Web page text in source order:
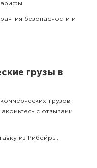
безопасности и
грузы в
грузов,
с отзывами
из Рибейры,